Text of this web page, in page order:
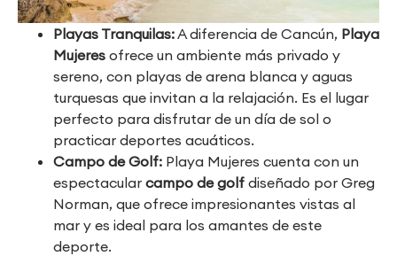
Playas Tranquilas:A diferencia de Cancún, Playa
Mujeres ofrece un ambiente más privado y
sereno, con playas de arena blanca y aguas
turquesas que invitan a la relajación. Es el lugar
perfecto para disfrutar de un día de sol o
practicar deportes acuáticos.
Campo de Golf: Playa Mujeres cuenta con un
espectacular campo de golf diseñado por Greg
Norman, que ofrece impresionantes vistas al
mar y es ideal para los amantes de este
deporte.